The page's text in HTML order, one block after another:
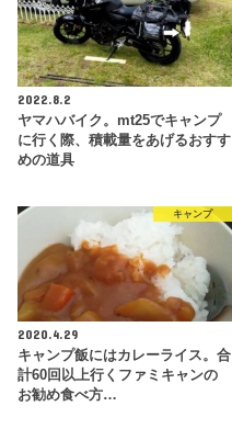
2022.8.2
ヤマハバイク。mt25でキャンプ
に行く際、積載量をあげるおすす
めの道具
キャンプ
2020.4.29
キャンプ飯にはカレーライス。合
計60回以上行くファミキャンの
お勧め食べ方…